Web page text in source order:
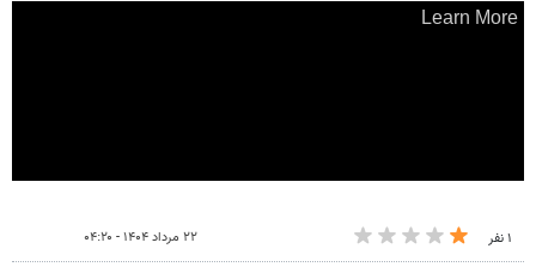
۱ نفر ۲۲ مرداد ۱۴۰۴ - ۰۴:۲۰